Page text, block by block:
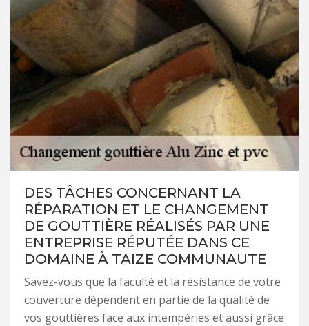
DES TÂCHES CONCERNANT LA
RÉPARATION ET LE CHANGEMENT
DE GOUTTIÈRE RÉALISÉS PAR UNE
ENTREPRISE RÉPUTÉE DANS CE
DOMAINE À TAIZE COMMUNAUTE
Savez-vous que la faculté et la résistance de votre
couverture dépendent en partie de la qualité de
vos gouttières face aux intempéries et aussi grâce